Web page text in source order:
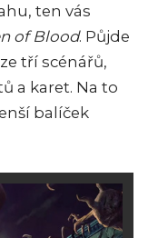
ten vás
of Blood. Půjde
tří scénářů,
a karet. Na to
balíček